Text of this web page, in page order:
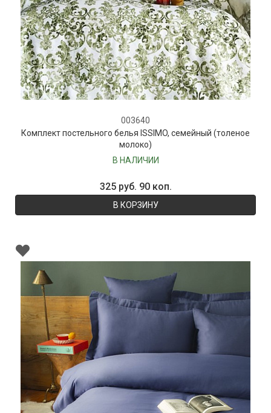
003640
Комплект постельного белья ISSIMO, семейный (толеное
молоко)
В НАЛИЧИИ
325 руб. 90 коп.
В КОРЗИНУ